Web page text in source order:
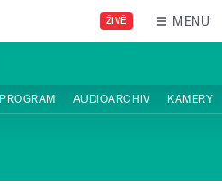
ŽIVĚ MENU
PROGRAM AUDIOARCHIV KAMERY